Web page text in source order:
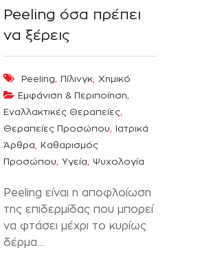
Peeling όσα πρέπει
να ξέρεις
Peeling, Πίλινγκ, Χημικό
Εμφάνιση & Περιποίηση,
Εναλλακτικές Θεραπείες,
Θεραπείες Προσώπου, Ιατρικά
Άρθρα, Καθαρισμός
Προσώπου, Υγεία, Ψυχολογία
Peeling είναι η αποφλοίωση
της επιδερμίδας που μπορεί
να φτάσει μέχρι το κυρίως
δέρμα....